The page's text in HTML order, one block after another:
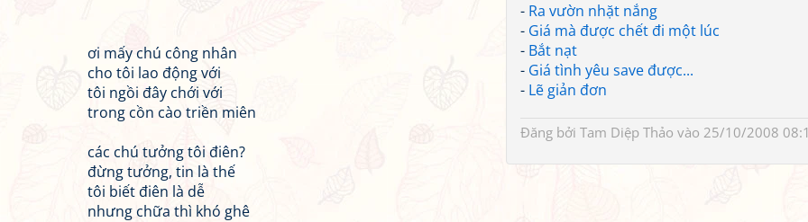
- Ra vườn nhặt nắng
- Giá mà được chết đi một lúc
- Bắt nạt
- Giá tình yêu save được...
- Lẽ giản đơn
Đăng bởi Tam Diệp Thảo vào 25/10/2008
ơi mấy chú công nhân
cho tôi lao động với
tôi ngồi đây chới với
trong cồn cào triền miên
các chú tưởng tôi điên?
đừng tưởng, tin là thế
tôi biết điên là dễ
nhưng chữa thì khó ghê